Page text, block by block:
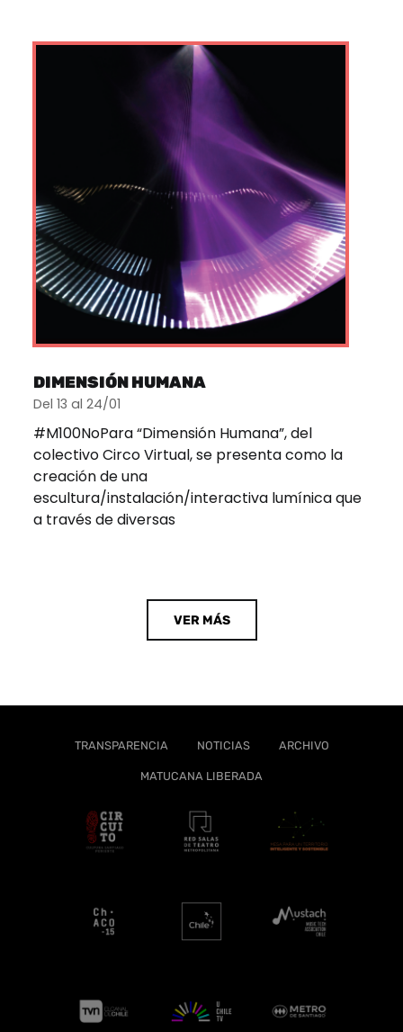
DIMENSIÓN HUMANA
Del 13 al 24/01
#M100NoPara “Dimensión Humana”, del
colectivo Circo Virtual, se presenta como la
creación de una
escultura/instalación/interactiva lumínica que
a través de diversas
VER MÁS
TRANSPARENCIA NOTICIAS ARCHIVO
MATUCANA LIBERADA